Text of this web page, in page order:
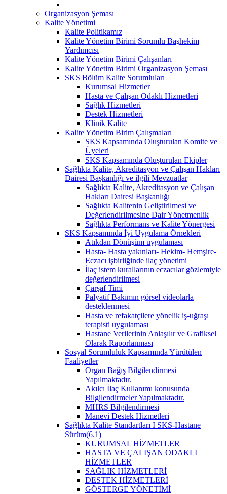
Organizasyon Şeması
Kalite Yönetimi
Kalite Politikamız
Kalite Yönetim Birimi Sorumlu Başhekim
Yardımcısı
Kalite Yönetim Birimi Çalışanları
Kalite Yönetim Birimi Organizasyon Şeması
SKS Bölüm Kalite Sorumluları
Kurumsal Hizmetler
Hasta ve Çalışan Odaklı Hizmetleri
Sağlık Hizmetleri
Destek Hizmetleri
Klinik Kalite
Kalite Yönetim Birim Çalışmaları
SKS Kapsamında Oluşturulan Komite ve
Üyeleri
SKS Kapsamında Oluşturulan Ekipler
Sağlıkta Kalite, Akreditasyon ve Çalışan Hakları
Dairesi Başkanlığı ve ilgili Mevzuatlar
Sağlıkta Kalite, Akreditasyon ve Çalışan
Hakları Dairesi Başkanlığı
Sağlıkta Kalitenin Geliştirilmesi ve
Değerlendirilmesine Dair Yönetmenlik
Sağlıkta Performans ve Kalite Yönergesi
SKS Kapsamında İyi Uygulama Örnekleri
Atıkdan Dönüşüm uygulaması
Hasta- Hasta yakınları- Hekim- Hemşire-
Eczacı işbirliğinde ilaç yönetimi
İlaç istem kurallarının eczacılar gözlemiyle
değerlendirilmesi
Çarşaf Timi
Palyatif Bakımın görsel videolarla
desteklenmesi
Hasta ve refakatçilere yönelik iş-uğraşı
terapisti uygulaması
Hastane Verilerinin Anlaşılır ve Grafiksel
Olarak Raporlanması
Sosyal Sorumluluk Kapsamında Yürütülen
Faaliyetler
Organ Bağış Bilgilendirmesi
Yapılmaktadır.
Akılcı İlaç Kullanımı konusunda
Bilgilendirmeler Yapılmaktadır.
MHRS Bilgilendirmesi
Manevi Destek Hizmetleri
Sağlıkta Kalite Standartları I SKS-Hastane
Sürüm(6.1)
KURUMSAL HİZMETLER
HASTA VE ÇALIŞAN ODAKLI
HİZMETLER
SAĞLIK HİZMETLERİ
DESTEK HİZMETLERİ
GÖSTERGE YÖNETİMİ